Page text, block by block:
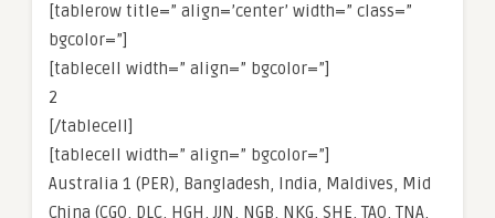
[tablerow title=” align=’center’ width=” class=”
bgcolor=”]
[tablecell width=” align=” bgcolor=”]
2
[/tablecell]
[tablecell width=” align=” bgcolor=”]
Australia 1 (PER), Bangladesh, India, Maldives, Mid
China (CGO, DLC, HGH, JJN, NGB, NKG, SHE, TAO, TNA,